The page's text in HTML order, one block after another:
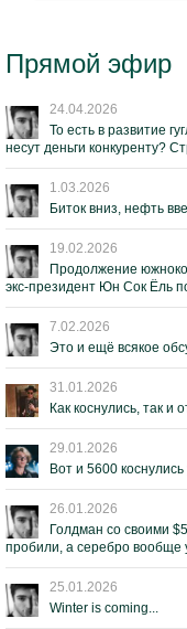
Прямой эфир
24.04.2026
То есть в развитие
несут деньги конкуренту?
1.03.2026
Биток вниз, нефть
19.02.2026
Продолжение
экс-президент Юн Сок Ёль
7.02.2026
Это и ещё всякое
31.01.2026
Как коснулись, так и
29.01.2026
Вот и 5600
26.01.2026
Голдман со своими
пробили, а серебро вообще
25.01.2026
Winter is coming...